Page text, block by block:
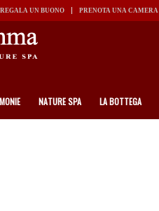
REGALA UN BUONO PRENOTA UNA CAMERA
NATURE SPA LA BOTTEGA